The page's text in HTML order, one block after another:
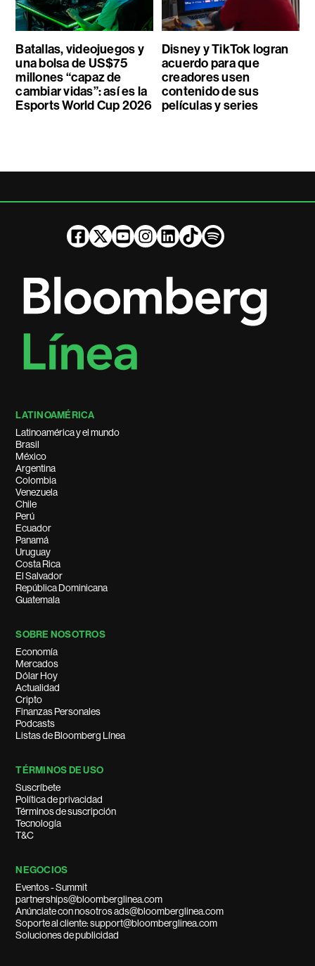
Batallas, videojuegos y
una bolsa de US$75
millones “capaz de
cambiar vidas”: así es la
Esports World Cup 2026
Disney y TikTok logran
acuerdo para que
creadores usen
contenido de sus
películas y series
LATINOAMÉRICA
Latinoamérica y el mundo
Brasil
México
Argentina
Colombia
Venezuela
Chile
Perú
Ecuador
Panamá
Uruguay
Costa Rica
El Salvador
República Dominicana
Guatemala
SOBRE NOSOTROS
Economía
Mercados
Dólar Hoy
Actualidad
Cripto
Finanzas Personales
Podcasts
Listas de Bloomberg Línea
TÉRMINOS DE USO
Suscríbete
Política de privacidad
Términos de suscripción
Tecnología
T&C
NEGOCIOS
Eventos - Summit
partnerships@bloomberglinea.com
Anúnciate con nosotros ads@bloomberglinea.com
Soporte al cliente: support@bloomberglinea.com
Soluciones de publicidad